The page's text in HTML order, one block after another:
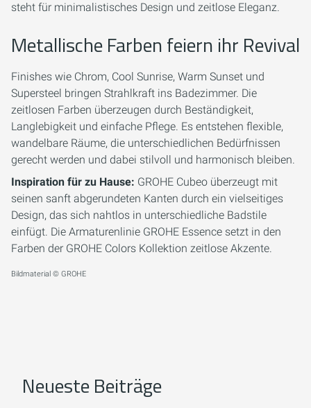
steht für minimalistisches Design und zeitlose Eleganz.
Metallische Farben feiern ihr Revival
Finishes wie Chrom, Cool Sunrise, Warm Sunset und
Supersteel bringen Strahlkraft ins Badezimmer. Die
zeitlosen Farben überzeugen durch Beständigkeit,
Langlebigkeit und einfache Pflege. Es entstehen flexible,
wandelbare Räume, die unterschiedlichen Bedürfnissen
gerecht werden und dabei stilvoll und harmonisch bleiben.
Inspiration für zu Hause: GROHE Cubeo überzeugt mit
seinen sanft abgerundeten Kanten durch ein vielseitiges
Design, das sich nahtlos in unterschiedliche Badstile
einfügt. Die Armaturenlinie GROHE Essence setzt in den
Farben der GROHE Colors Kollektion zeitlose Akzente.
Bildmaterial © GROHE
Neueste Beiträge